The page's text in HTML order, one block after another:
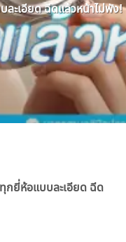
ะเอียด ฉีดแล้วหน้าไม่พัง!
กยี่ห้อแบบละเอียด ฉีด